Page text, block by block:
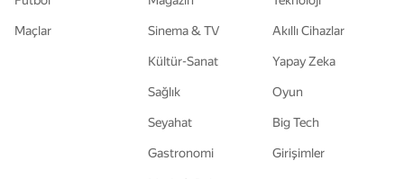
Maçlar Sinema & TV
Kültür-Sanat
Sağlık
Seyahat
Gastronomi
Akıllı Cihazlar
Yapay Zeka
Oyun
Big Tech
Girişimler